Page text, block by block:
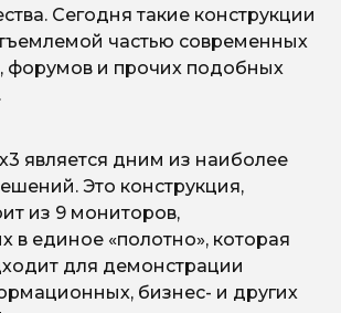
Сегодня такие конструкции
частью современных
форумов и прочих подобных
является дним из наиболее
Это конструкция,
из 9 мониторов,
в единое «полотно», которая
для демонстрации
бизнес- и других